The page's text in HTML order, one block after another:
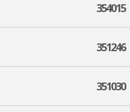
354015
351246
351030